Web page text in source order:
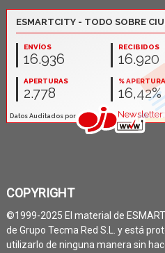
COPYRIGHT
©1999-2025 El material de
de Grupo Tecma Red S.L. y está
utilizarlo de ninguna manera sin